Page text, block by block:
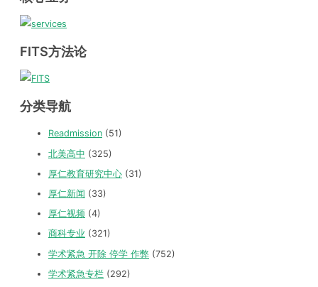
FITS方法论
分类导航
Readmission (51)
北美高中 (325)
厚仁教育研究中心 (31)
厚仁新闻 (33)
厚仁视频 (4)
商科专业 (321)
学术紧急 开除 停学 作弊 (752)
学术紧急专栏 (292)